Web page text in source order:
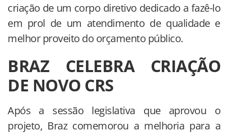
criação de um corpo diretivo dedicado a fazê-lo
em prol de um atendimento de qualidade e
melhor proveito do orçamento público.
BRAZ CELEBRA CRIAÇÃO
DE NOVO CRS
Após a sessão legislativa que aprovou o
projeto, Braz comemorou a melhoria para a